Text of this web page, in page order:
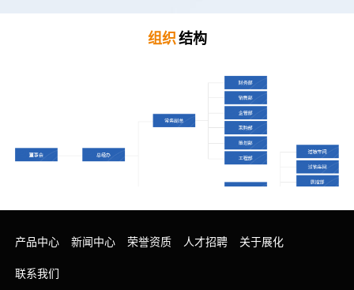
组织结构
产品中心 新闻中心 荣誉资质 人才招聘 关于展化
联系我们